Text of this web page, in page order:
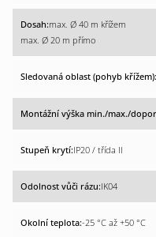
max. Ø 40 m křížem
max. Ø 20 m přímo
IP20 / třída II
IK04
-25 °C až +50 °C